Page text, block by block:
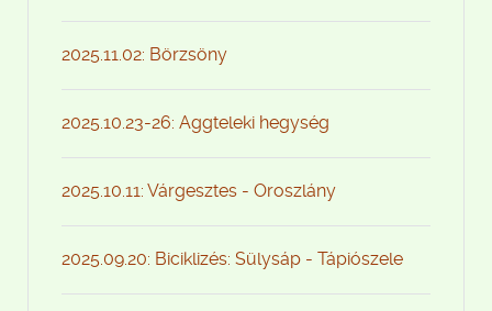
2025.11.02: Börzsöny
2025.10.23-26: Aggteleki hegység
2025.10.11: Várgesztes - Oroszlány
2025.09.20: Biciklizés: Sülysáp - Tápiószele